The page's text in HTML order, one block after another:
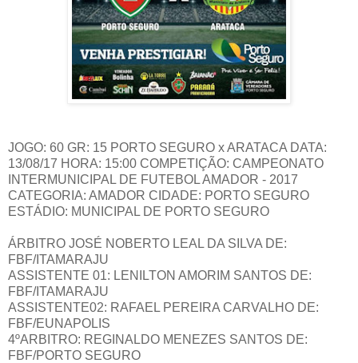
JOGO: 60 GR: 15 PORTO SEGURO x ARATACA DATA:
13/08/17 HORA: 15:00 COMPETIÇÃO: CAMPEONATO
INTERMUNICIPAL DE FUTEBOL AMADOR - 2017
CATEGORIA: AMADOR CIDADE: PORTO SEGURO
ESTÁDIO: MUNICIPAL DE PORTO SEGURO
ÁRBITRO JOSÉ NOBERTO LEAL DA SILVA DE:
FBF/ITAMARAJU
ASSISTENTE 01: LENILTON AMORIM SANTOS DE:
FBF/ITAMARAJU
ASSISTENTE02: RAFAEL PEREIRA CARVALHO DE:
FBF/EUNAPOLIS
4ºARBITRO: REGINALDO MENEZES SANTOS DE:
FBF/PORTO SEGURO